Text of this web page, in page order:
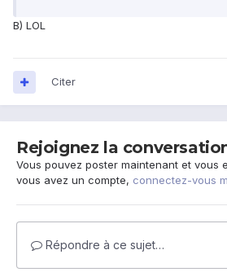
B) LOL
Citer
Rejoignez la
Vous pouvez poster maintenant et vous
vous avez un compte, connectez-vous
Répondre à ce sujet…